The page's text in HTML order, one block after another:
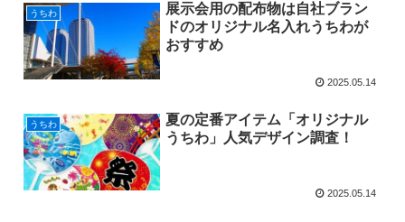
うちわ
展示会用の配布物は自社ブラン
ドのオリジナル名入れうちわが
おすすめ
2025.05.14
うちわ
夏の定番アイテム「オリジナル
うちわ」人気デザイン調査！
2025.05.14